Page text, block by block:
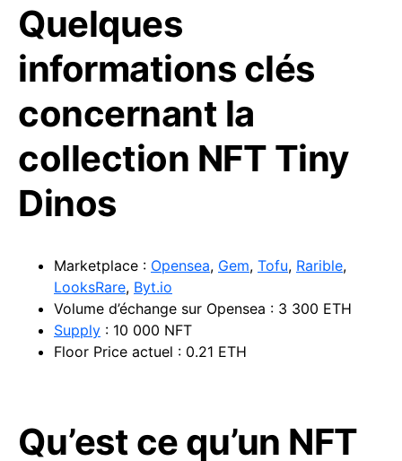
Quelques
informations clés
concernant la
collection NFT Tiny
Dinos
Marketplace : Opensea, Gem, Tofu, Rarible,
LooksRare, Byt.io
Volume d’échange sur Opensea : 3 300 ETH
Supply : 10 000 NFT
Floor Price actuel : 0.21 ETH
Qu’est ce qu’un NFT